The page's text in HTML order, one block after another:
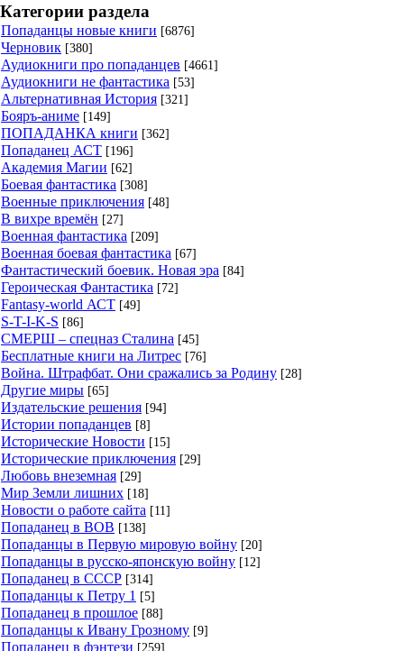
Категории раздела
Попаданцы новые книги [6876]
Черновик [380]
Аудиокниги про попаданцев [4661]
Аудиокниги не фантастика [53]
Альтернативная История [321]
Бояръ-аниме [149]
ПОПАДАНКА книги [362]
Попаданец АСТ [196]
Академия Магии [62]
Боевая фантастика [308]
Военные приключения [48]
В вихре времён [27]
Военная фантастика [209]
Военная боевая фантастика [67]
Фантастический боевик. Новая эра [84]
Героическая Фантастика [72]
Fantasy-world АСТ [49]
S-T-I-K-S [86]
СМЕРШ – спецназ Сталина [45]
Бесплатные книги на Литрес [76]
Война. Штрафбат. Они сражались за Родину [28]
Другие миры [65]
Издательские решения [94]
Истории попаданцев [8]
Исторические Новости [15]
Исторические приключения [29]
Любовь внеземная [29]
Мир Земли лишних [18]
Новости о работе сайта [11]
Попаданец в ВОВ [138]
Попаданцы в Первую мировую войну [20]
Попаданцы в русско-японскую войну [12]
Попаданец в СССР [314]
Попаданцы к Петру 1 [5]
Попаданец в прошлое [88]
Попаданцы к Ивану Грозному [9]
Попаданец в фэнтези [259]